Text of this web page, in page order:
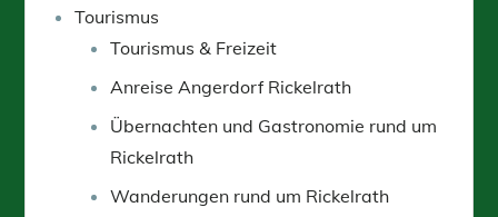
Tourismus
Tourismus & Freizeit
Anreise Angerdorf Rickelrath
Übernachten und Gastronomie rund um
Rickelrath
Wanderungen rund um Rickelrath